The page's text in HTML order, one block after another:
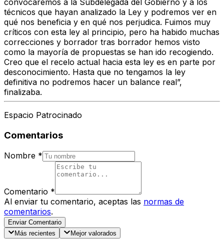
convocaremos a la Subdelegada del Gobierno y a los
técnicos que hayan analizado la Ley y podremos ver en
qué nos beneficia y en qué nos perjudica. Fuimos muy
críticos con esta ley al principio, pero ha habido muchas
correcciones y borrador tras borrador hemos visto
como la mayoría de propuestas se han ido recogiendo.
Creo que el recelo actual hacia esta ley es en parte por
desconocimiento. Hasta que no tengamos la ley
definitiva no podremos hacer un balance real”,
finalizaba.
Espacio Patrocinado
Comentarios
Nombre *
Comentario *
Al enviar tu comentario, aceptas las normas de
comentarios.
Enviar Comentario
Más recientes
Mejor valorados